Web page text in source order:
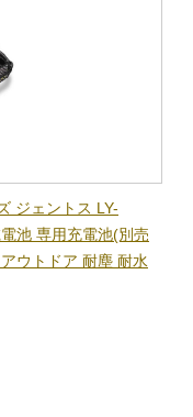
ジェントス LY-
池 専用充電池(別売
ウトドア 耐塵 耐水